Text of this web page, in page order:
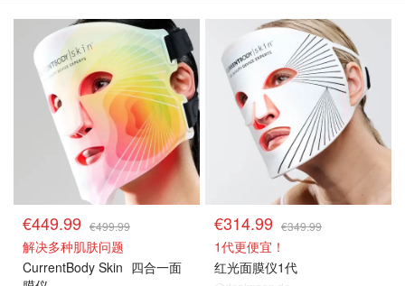
€449.99 €499.99
解决多种肌肤问题
CurrentBody Skin 四合一面
€314.99 €349.99
1代更便宜！
红光面膜仪1代